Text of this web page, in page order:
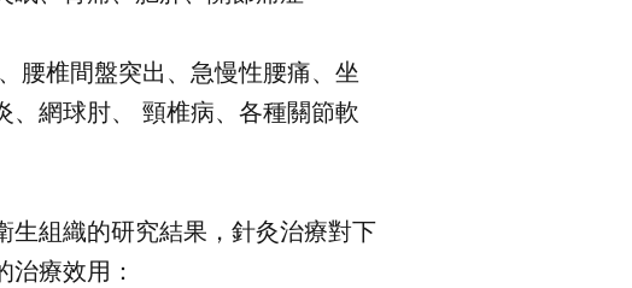
腰椎間盤突出、急慢性腰痛、坐
、網球肘、 頸椎病、各種關節軟
生組織的研究結果，針灸治療對下
治療效用：